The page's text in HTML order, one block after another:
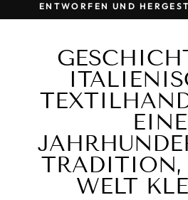
100 %
EINE
WELT